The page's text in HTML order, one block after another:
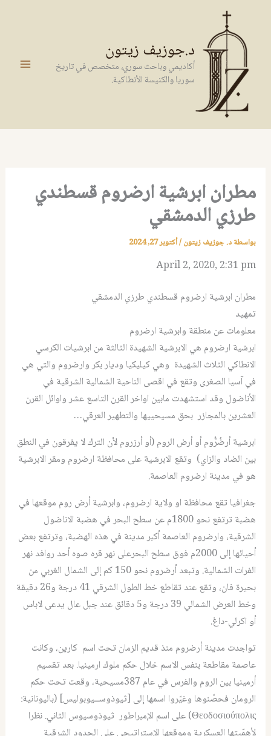
المحتوى
د.جوزيف زيتون
أكاديمي وباحث سوري، متخصص في تاريخ
سوريا والكنيسة الأنطاكية.
مطران ابرشية ارضروم قسطندي
طرزي الدمشقي
بواسطةد. جوزيف زيتون/أكتوبر 27, 2024
April 2, 2020, 2:31 pm
مطران ابرشية ارضروم قسطندي طرزي الدمشقي
تمهيد
معلومات عن منطقة وابرشية ارضروم
ابرشية ارضروم هي الابرشية الشهيدة الثالثة من ابرشيات الكرسي
الانطاكي الثلاث الشهيدة وهي كيليكيا وديار بكر وارضروم والتي هي
في آسيا الصغرى وتقع في اقصى الناحية الشمالية الشرقية في
الأناضول وقد استشهدت مابين اواخر القرن التاسع عشر واوائل القرن
العشرين بالمجازر بحق مسيحييها والتطهير العرقي…
ابرشية أرضُرُّوم أو أرض الروم (أو أرزروم لأن الترك لا يفرقون في النطق
بين الضاد والزاي) وتقع الابرشية على محافظة ارضروم ومقر الابرشية
هو في مدينة ارضروم العاصمة.
جغرافيا تقع محافظة او ولاية ارضروم، وابرشية أرض روم موقعها في
هضبة ترتفع نحو 1800م عن سطح البحر في هضبة الاناضول
الشرقية، وارضروم العاصمة أكبر مدينة في هذه الهضبة، وترتفع بعض
أحيائها إلى 2000م فوق سطح البحرعلى نهر قره صوه أحد روافد نهر
الفرات الشمالية. وتبعد أرضروم نحو 150 كم إلى الشمال الغربي من
بحيرة فان، وتقع عند تقاطع خط الطول الشرقي 41 درجة و26 دقيقة
وخط العرض الشمالي 39 درجة و5 دقائق عند جبل عال يدعى لاباس
أو اكرلي-داغ.
تواجدت مدينة أرضروم منذ قديم الزمان تحت اسم كارين، وكانت
عاصمة مقاطعة بنفس الاسم خلال حكم ملوك ارمينيا. بعد تقسيم
أرمينيا بين الروم والفرس في عام 387مسيحية، وقعت تحت حكم
الرومان فحصّنوها وغيّروا اسمها إلى [ثيوذوســيوبوليس] (باليونانية:
Θεοδοσιούπολις) على اسم الإمبراطور ثيوذوسيوس الثاني. نظرا